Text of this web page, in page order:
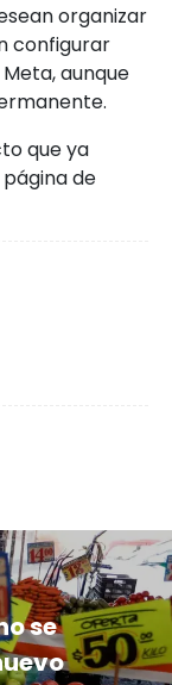
organizar
configurar
aunque
que ya
de
se